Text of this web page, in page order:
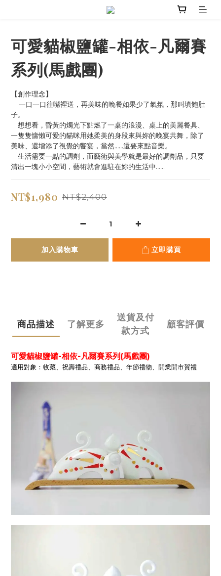
可愛貓椒鹽罐-相依-凡爾賽
系列(馬戲團)
【創作理念】
子。
想想看，昏黃的燭光下點燃了一桌的浪漫、桌上的美麗餐具、
一隻隻慵懶可愛的貓咪用她柔美的身段來與妳的晚宴共舞，除了
美味、還增添了視覺的饗宴，當然……還要來點音樂。
生活需要一點的調劑，而藝術與美學就是最好的調劑品，只要
清出一塊小小空間，藝術就會進駐在妳的生活中……
NT$1,980 NT$2,400
加入購物車 立即購買
商品描述 了解更多
送貨及付
款方式
顧客評價
可愛貓椒鹽罐-相依-凡爾賽系列(馬戲團)
適用對象：收藏、祝壽禮品、商務禮品、年節禮物、開業開市賀禮